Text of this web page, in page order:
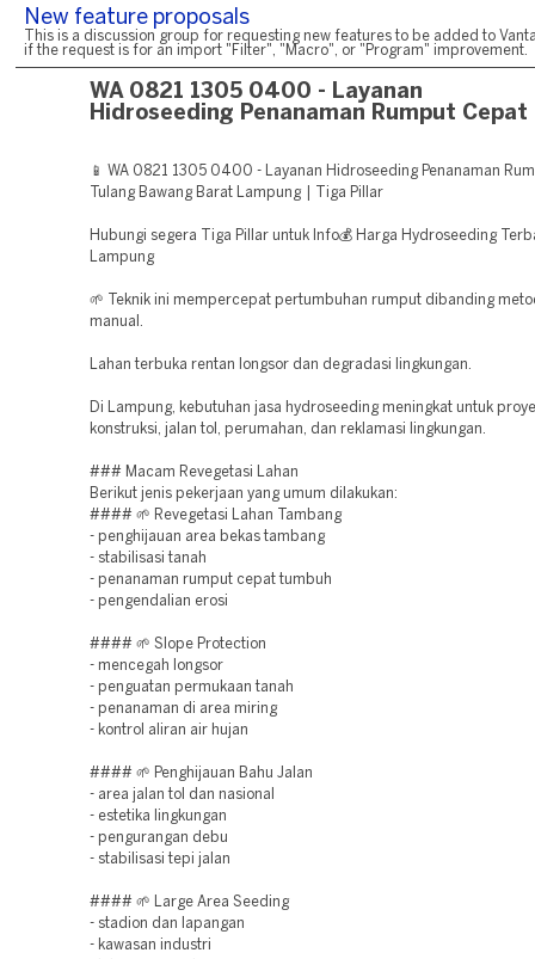
New feature proposals
This is a discussion group for requesting new features to be added to
if the request is for an import "Filter", "Macro", or "Program" improvement.
WA 0821 1305 0400 - Layanan
Hidroseeding Penanaman Rumput Cepat
📱 WA 0821 1305 0400 - Layanan Hidroseeding Penanaman
Tulang Bawang Barat Lampung | Tiga Pillar
Hubungi segera Tiga Pillar untuk Info💰 Harga Hydroseeding
Lampung
🌱 Teknik ini mempercepat pertumbuhan rumput dibanding
manual.
Lahan terbuka rentan longsor dan degradasi lingkungan.
Di Lampung, kebutuhan jasa hydroseeding meningkat untuk
konstruksi, jalan tol, perumahan, dan reklamasi lingkungan.
### Macam Revegetasi Lahan
Berikut jenis pekerjaan yang umum dilakukan:
#### 🌱 Revegetasi Lahan Tambang
- penghijauan area bekas tambang
- stabilisasi tanah
- penanaman rumput cepat tumbuh
- pengendalian erosi
#### 🌱 Slope Protection
- mencegah longsor
- penguatan permukaan tanah
- penanaman di area miring
- kontrol aliran air hujan
#### 🌱 Penghijauan Bahu Jalan
- area jalan tol dan nasional
- estetika lingkungan
- pengurangan debu
- stabilisasi tepi jalan
#### 🌱 Large Area Seeding
- stadion dan lapangan
- kawasan industri